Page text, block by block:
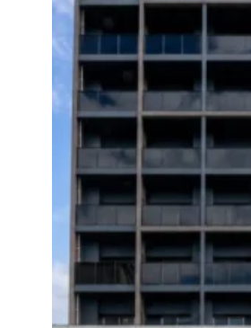
インフォメーション
お問い合わせ
サイトマップ
個人情報のお取り扱いについて
お電話でのお問
TEL.092-
受付／8:30〜17:00 (土